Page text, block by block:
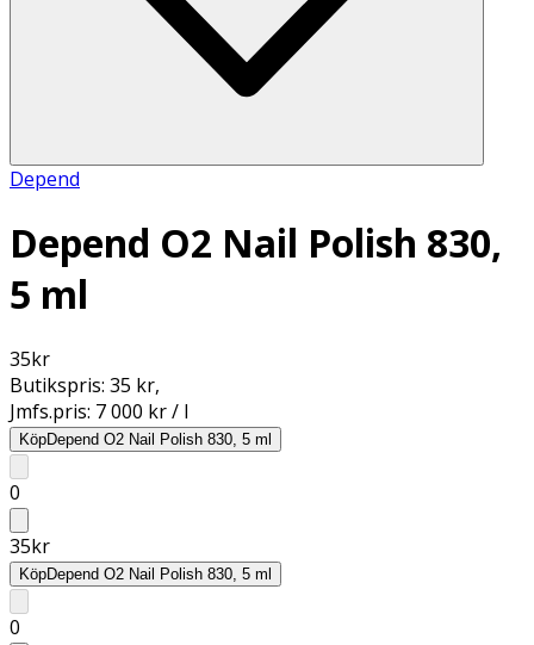
Depend
Depend O2 Nail Polish 830,
5 ml
35kr
Butikspris: 35 kr,
Jmfs.pris: 7 000 kr / l
KöpDepend O2 Nail Polish 830, 5 ml
0
35kr
KöpDepend O2 Nail Polish 830, 5 ml
0